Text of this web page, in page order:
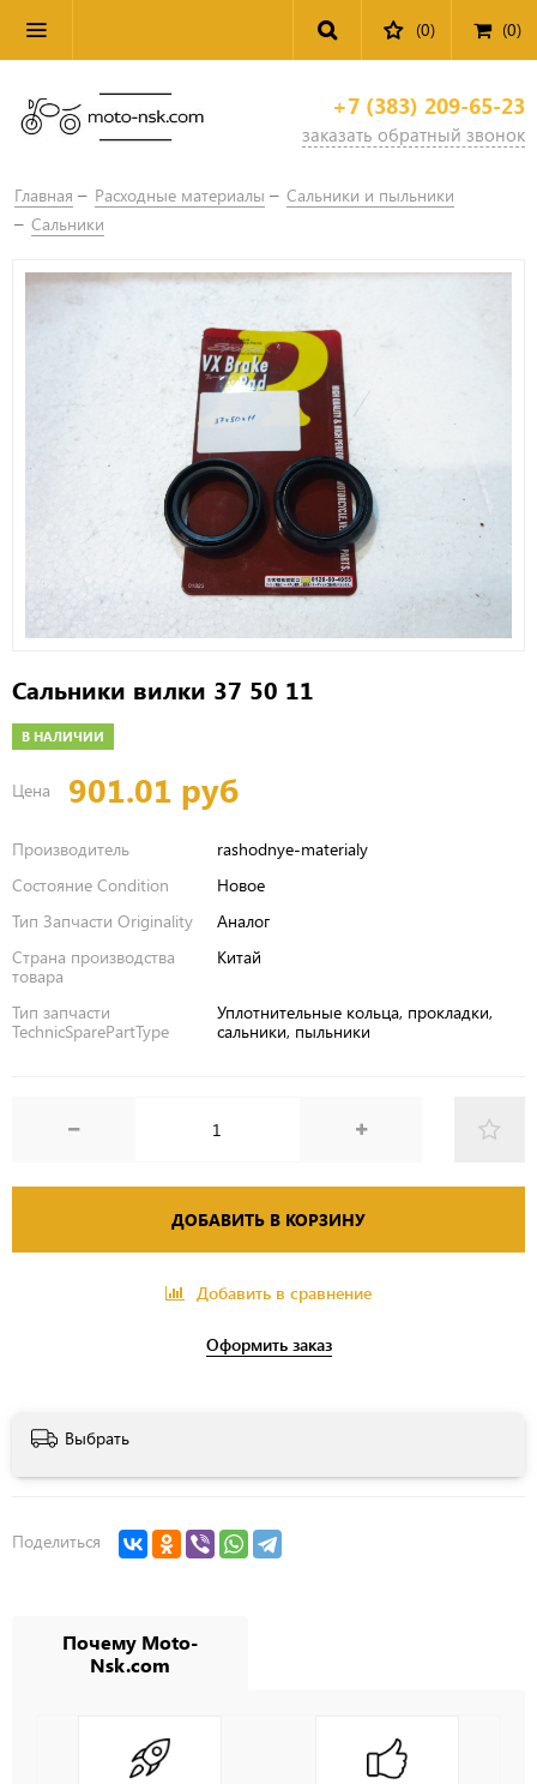
(0) (0)
+7 (383) 209-65-23
заказать обратный звонок
Главная Расходные материалы
Сальники и пыльники
Сальники
Сальники вилки 37 50 11
В НАЛИЧИИ
Цена 901.01 руб
Производитель
rashodnye-materialy
Состояние Condition
Новое
Тип Запчасти Originality
Аналог
Страна производства
товара
Китай
Тип запчасти
TechnicSparePartType
Уплотнительные кольца, прокладки,
сальники, пыльники
ДОБАВИТЬ В КОРЗИНУ
Добавить в сравнение
Оформить заказ
Выбрать
Поделиться
Почему Moto-
Nsk.com